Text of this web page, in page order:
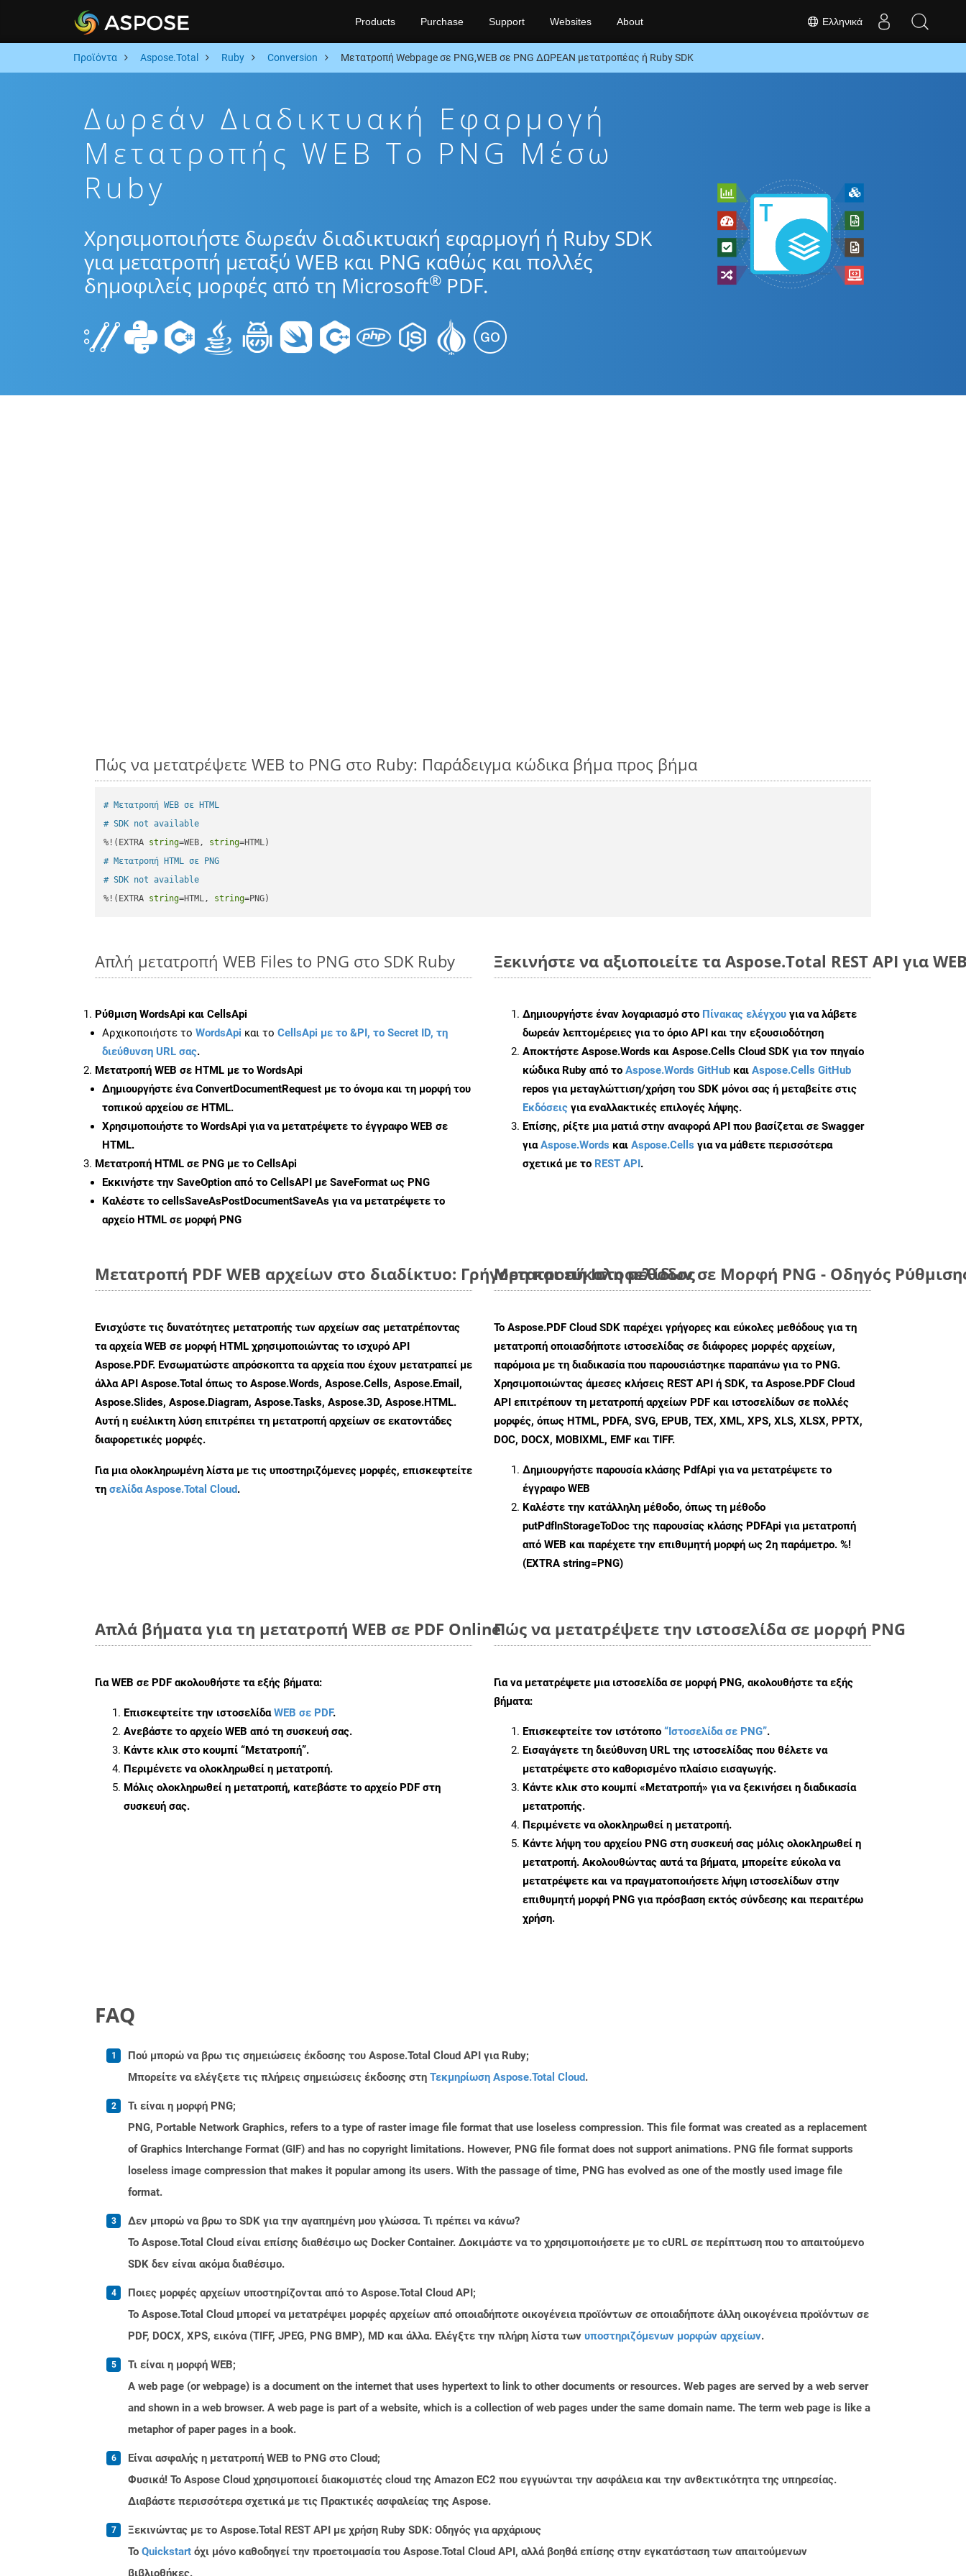
Ελληνικά
Products Purchase Support Websites About
Προϊόντα Aspose.Total Ruby Conversion Μετατροπή Webpage σε PNG,WEB σε PNG ΔΩΡΕΑΝ μετατροπέας ή Ruby SDK
Δωρεάν Διαδικτυακή Εφαρμογή
Μετατροπής WEB To PNG Μέσω
Ruby
Χρησιμοποιήστε δωρεάν διαδικτυακή εφαρμογή ή Ruby SDK
για μετατροπή μεταξύ WEB και PNG καθώς και πολλές
δημοφιλείς μορφές από τη Microsoft® PDF.
Πώς να μετατρέψετε WEB to PNG στο Ruby: Παράδειγμα κώδικα βήμα προς βήμα
# Μετατροπή WEB σε HTML
# SDK not available
%!(EXTRA string=WEB, string
# Μετατροπή HTML σε PNG
# SDK not available
%!(EXTRA string=HTML, string=PNG)
Απλή μετατροπή WEB Files to PNG στο SDK Ruby
Ρύθμιση WordsApi και CellsApi
Αρχικοποιήστε το WordsApi και το CellsApi με το &PI, το Secret ID, τη
διεύθυνση URL σας.
Μετατροπή WEB σε HTML με το WordsApi
Δημιουργήστε έναConvertDocumentRequest με το όνομα και τη μορφή του
τοπικού αρχείου σε HTML.
Χρησιμοποιήστε το WordsApi για να μετατρέψετε το έγγραφο WEB σε
HTML.
Μετατροπή HTML σε PNG με το CellsApi
Εκκινήστε την SaveOption από το CellsAPI με SaveFormat ως PNG
Καλέστε το cellsSaveAsPostDocumentSaveAs για να μετατρέψετε το
αρχείο HTML σε μορφή PNG
Ξεκινήστε να αξιοποιείτε τα Aspose.Total REST API για
Δημιουργήστε έναν λογαριασμό στο Πίνακας ελέγχου για να λάβετε
δωρεάν λεπτομέρειες για το όριο API και την εξουσιοδότηση
Αποκτήστε Aspose.Words και Aspose.Cells Cloud SDK για τον πηγαίο
κώδικα Ruby από το Aspose.Words GitHub και Aspose.Cells GitHub
repos για μεταγλώττιση/χρήση του SDK μόνοι σας ή μεταβείτε στις
Εκδόσεις για εναλλακτικές επιλογές λήψης.
Επίσης, ρίξτε μια ματιά στην αναφορά API που βασίζεται σε Swagger
γιαAspose.Words και Aspose.Cells για να μάθετε περισσότερα
σχετικά με το REST API.
Μετατροπή PDF WEB αρχείων στο διαδίκτυο: Γρήγορη και εύκολη μέθοδος
Ενισχύστε τις δυνατότητες μετατροπής των αρχείων σας μετατρέποντας
τα αρχεία WEB σε μορφή HTML χρησιμοποιώντας το ισχυρό API
Aspose.PDF. Ενσωματώστε απρόσκοπτα τα αρχεία που έχουν μετατραπεί με
άλλα API Aspose.Total όπως το Aspose.Words, Aspose.Cells, Aspose.Email,
Aspose.Slides, Aspose.Diagram, Aspose.Tasks, Aspose.3D, Aspose.HTML.
Αυτή η ευέλικτη λύση επιτρέπει τη μετατροπή αρχείων σε εκατοντάδες
διαφορετικές μορφές.
Για μια ολοκληρωμένη λίστα με τις υποστηριζόμενες μορφές, επισκεφτείτε
τη σελίδα Aspose.Total Cloud.
Μετατροπή Ιστοσελίδων σε Μορφή PNG - Οδηγός
Το Aspose.PDF Cloud SDK παρέχει γρήγορες και εύκολες μεθόδους για τη
μετατροπή οποιασδήποτε ιστοσελίδας σε διάφορες μορφές αρχείων,
παρόμοια με τη διαδικασία που παρουσιάστηκε παραπάνω για το PNG.
Χρησιμοποιώντας άμεσες κλήσεις REST API ή SDK, τα Aspose.PDF Cloud
API επιτρέπουν τη μετατροπή αρχείων PDF και ιστοσελίδων σε πολλές
μορφές, όπως HTML, PDFA, SVG, EPUB, TEX, XML, XPS, XLS, XLSX, PPTX,
DOC, DOCX, MOBIXML, EMF και TIFF.
Δημιουργήστε παρουσία κλάσης PdfApi για να μετατρέψετε το
έγγραφο WEB
Καλέστε την κατάλληλη μέθοδο, όπως τη μέθοδο
putPdfInStorageToDoc της παρουσίας κλάσης PDFApi για μετατροπή
από WEB και παρέχετε την επιθυμητή μορφή ως 2η παράμετρο. %!
(EXTRA string=PNG)
Απλά βήματα για τη μετατροπή WEB σε PDF Online
ΓιαWEB σε PDF ακολουθήστε τα εξής βήματα:
Επισκεφτείτε την ιστοσελίδαWEB σε PDF.
Ανεβάστε το αρχείο WEB από τη συσκευή σας.
Κάντε κλικ στο κουμπί “Μετατροπή”.
Περιμένετε να ολοκληρωθεί η μετατροπή.
Μόλις ολοκληρωθεί η μετατροπή, κατεβάστε το αρχείο PDF στη
συσκευή σας.
Πώς να μετατρέψετε την ιστοσελίδα σε μορφή PNG
Για να μετατρέψετε μια ιστοσελίδα σε μορφή PNG, ακολουθήστε τα εξής
βήματα:
Επισκεφτείτε τον ιστότοπο “Ιστοσελίδα σε PNG”.
Εισαγάγετε τη διεύθυνση URL της ιστοσελίδας που θέλετε να
μετατρέψετε στο καθορισμένο πλαίσιο εισαγωγής.
Κάντε κλικ στο κουμπί «Μετατροπή» για να ξεκινήσει η διαδικασία
μετατροπής.
Περιμένετε να ολοκληρωθεί η μετατροπή.
Κάντε λήψη του αρχείου PNG στη συσκευή σας μόλις ολοκληρωθεί η
μετατροπή. Ακολουθώντας αυτά τα βήματα, μπορείτε εύκολα να
μετατρέψετε και να πραγματοποιήσετε λήψη ιστοσελίδων στην
επιθυμητή μορφή PNG για πρόσβαση εκτός σύνδεσης και περαιτέρω
χρήση.
FAQ
Πού μπορώ να βρω τις σημειώσεις έκδοσης του Aspose.Total Cloud API για Ruby;
Μπορείτε να ελέγξετε τις πλήρεις σημειώσεις έκδοσης στη Τεκμηρίωση Aspose.Total Cloud.
Τι είναι η μορφή PNG;
PNG, Portable Network Graphics, refers to a type of raster image file format that use loseless compression. This file format was created as a replacement
of Graphics Interchange Format (GIF) and has no copyright limitations. However, PNG file format does not support animations. PNG file format supports
loseless image compression that makes it popular among its users. With the passage of time, PNG has evolved as one of the mostly used image file
format.
Δεν μπορώ να βρω το SDK για την αγαπημένη μου γλώσσα. Τι πρέπει να κάνω?
Το Aspose.Total Cloud είναι επίσης διαθέσιμο ως Docker Container. Δοκιμάστε να το χρησιμοποιήσετε με το cURL σε περίπτωση που το απαιτούμενο
SDK δεν είναι ακόμα διαθέσιμο.
Ποιες μορφές αρχείων υποστηρίζονται από το Aspose.Total Cloud API;
Το Aspose.Total Cloud μπορεί να μετατρέψει μορφές αρχείων από οποιαδήποτε οικογένεια προϊόντων σε οποιαδήποτε άλλη οικογένεια προϊόντων σε
PDF, DOCX, XPS, εικόνα (TIFF, JPEG, PNG BMP), MD και άλλα. Ελέγξτε την πλήρη λίστα των υποστηριζόμενων μορφών αρχείων.
Τι είναι η μορφή WEB;
A web page (or webpage) is a document on the internet that uses hypertext to link to other documents or resources. Web pages are served by a web server
and shown in a web browser. A web page is part of a website, which is a collection of web pages under the same domain name. The term web page is like a
metaphor of paper pages in a book.
Είναι ασφαλής η μετατροπή WEB to PNG στο Cloud;
Φυσικά! Το Aspose Cloud χρησιμοποιεί διακομιστές cloud της Amazon EC2 που εγγυώνται την ασφάλεια και την ανθεκτικότητα της υπηρεσίας.
Διαβάστε περισσότερα σχετικά με τις Πρακτικές ασφαλείας της Aspose.
Ξεκινώντας με το Aspose.Total REST API με χρήση Ruby SDK: Οδηγός για αρχάριους
Το Quickstart όχι μόνο καθοδηγεί την προετοιμασία του Aspose.Total Cloud API, αλλά βοηθά επίσης στην εγκατάσταση των απαιτούμενων
βιβλιοθήκες.